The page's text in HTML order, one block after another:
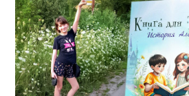
проведенный вдали от семьи и друзей.